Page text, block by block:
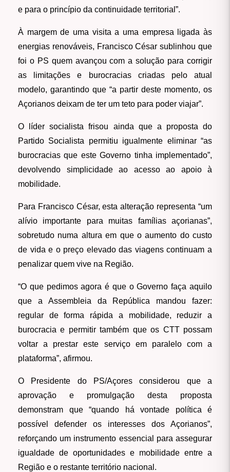
e para o princípio da continuidade territorial”.
À margem de uma visita a uma empresa ligada às
energias renováveis, Francisco César sublinhou que
foi o PS quem avançou com a solução para corrigir
as limitações e burocracias criadas pelo atual
modelo, garantindo que “a partir deste momento, os
Açorianos deixam de ter um teto para poder viajar”.
O líder socialista frisou ainda que a proposta do
Partido Socialista permitiu igualmente eliminar “as
burocracias que este Governo tinha implementado”,
devolvendo simplicidade ao acesso ao apoio à
mobilidade.
Para Francisco César, esta alteração representa “um
alívio importante para muitas famílias açorianas”,
sobretudo numa altura em que o aumento do custo
de vida e o preço elevado das viagens continuam a
penalizar quem vive na Região.
“O que pedimos agora é que o Governo faça aquilo
que a Assembleia da República mandou fazer:
regular de forma rápida a mobilidade, reduzir a
burocracia e permitir também que os CTT possam
voltar a prestar este serviço em paralelo com a
plataforma”, afirmou.
O Presidente do PS/Açores considerou que a
aprovação e promulgação desta proposta
demonstram que “quando há vontade política é
possível defender os interesses dos Açorianos”,
reforçando um instrumento essencial para assegurar
igualdade de oportunidades e mobilidade entre a
Região e o restante território nacional.